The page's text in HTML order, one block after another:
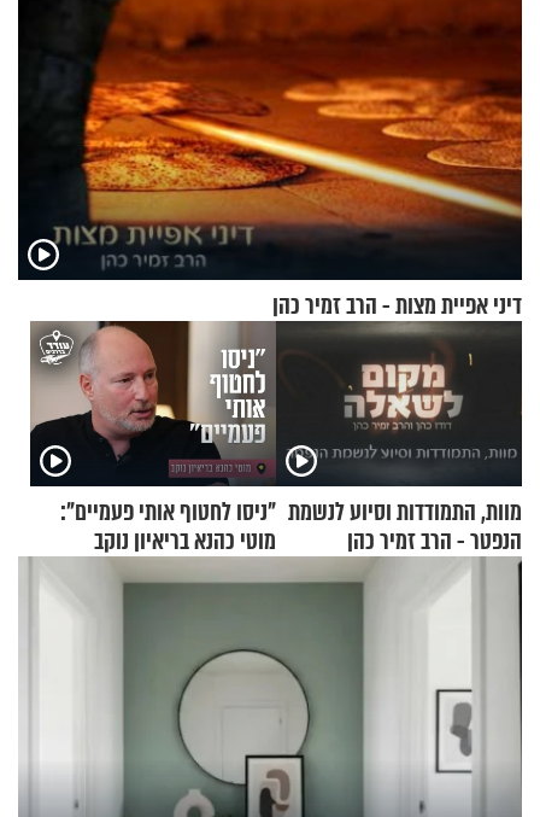
דיני אפיית מצות - הרב זמיר כהן
מוות, התמודדות וסיוע לנשמת
הנפטר - הרב זמיר כהן
"ניסו לחטוף אותי פעמיים":
מוטי כהנא בריאיון נוקב